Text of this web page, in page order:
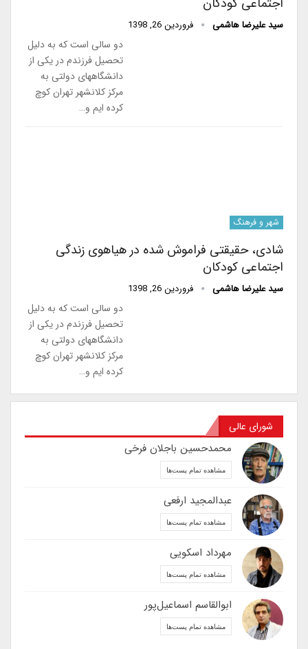
سید علیرضا هاشمی فروردین 26, 1398
دو سالی است که به دلیل
تحصیل فرزندم در یکی از
دانشگاههای دولتی به
مرکز کلانشهر تهران کوچ
کرده ایم و…
شهر و فرهنگ
شادی، حقیقتی فراموش شده در هیاهوی زندگی
اجتماعی کودکان
سید علیرضا هاشمی فروردین 26, 1398
دو سالی است که به دلیل
تحصیل فرزندم در یکی از
دانشگاههای دولتی به
مرکز کلانشهر تهران کوچ
کرده ایم و…
شورای عالی
محمدحسین باجلان فرخی
مشاهده تمام پست‌ها
عبدالمجید ارفعی
مشاهده تمام پست‌ها
مهرداد اسکویی
مشاهده تمام پست‌ها
ابوالقاسم اسماعیل‌پور
مشاهده تمام پست‌ها